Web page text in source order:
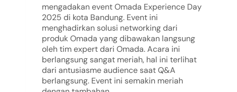
mengadakan event Omada Experience Day
2025 di kota Bandung. Event ini
menghadirkan solusi networking dari
produk Omada yang dibawakan langsung
oleh tim expert dari Omada. Acara ini
berlangsung sangat meriah, hal ini terlihat
dari antusiasme audience saat Q&A
berlangsung. Event ini semakin meriah